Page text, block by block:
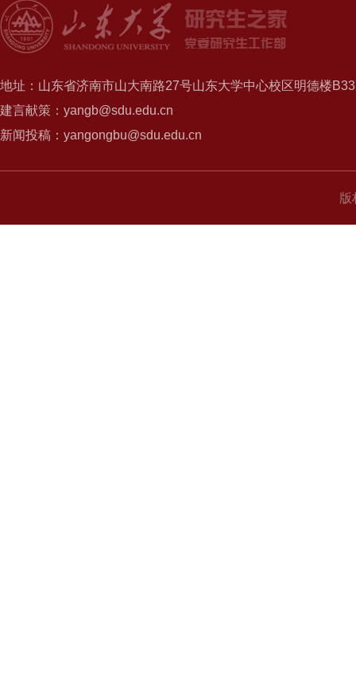
地址：山东省济南市山大南路27号山东大学中心校区明德楼
建言献策：yangb@sdu.edu.cn
新闻投稿：yangongbu@sdu.edu.cn
版